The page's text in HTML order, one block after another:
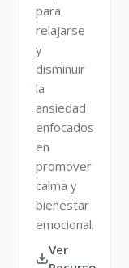
para
relajarse
y
disminuir
la
ansiedad
enfocados
en
promover
calma y
bienestar
emocional.
Ver